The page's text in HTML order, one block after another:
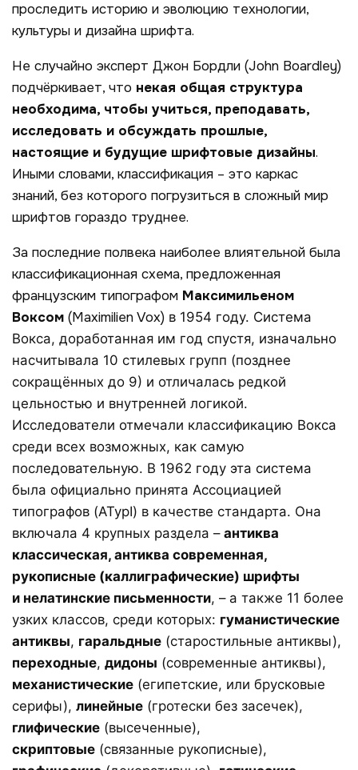
проследить историю и эволюцию технологии,
культуры и дизайна шрифта.
Не случайно эксперт Джон Бордли (John Boardley)
подчёркивает, что некая общая структура
необходима, чтобы учиться, преподавать,
исследовать и обсуждать прошлые,
настоящие и будущие шрифтовые дизайны.
Иными словами, классификация – это каркас
знаний, без которого погрузиться в сложный мир
шрифтов гораздо труднее.
За последние полвека наиболее влиятельной была
классификационная схема, предложенная
французским типографом Максимильеном
Воксом (MaximilienVox) в 1954 году. Система
Вокса, доработанная им год спустя, изначально
насчитывала 10 стилевых групп (позднее
сокращённых до 9) и отличалась редкой
цельностью и внутренней логикой.
Исследователи отмечали классификацию Вокса
среди всех возможных, как самую
последовательную. В 1962 году эта система
была официально принята Ассоциацией
типографов (ATypI) в качестве стандарта. Она
включала 4 крупных раздела – антиква
классическая, антиква современная,
рукописные (каллиграфические) шрифты
и нелатинские письменности, – а также 11 более
узких классов, среди которых: гуманистические
антиквы, гаральдные (старостильные антиквы),
переходные, дидоны (современные антиквы),
механистические (египетские, или брусковые
серифы), линейные (гротески без засечек),
глифические (высеченные),
скриптовые (связанные рукописные),